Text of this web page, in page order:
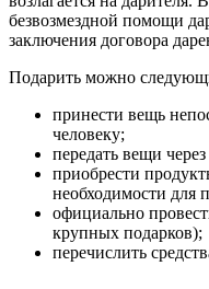
безвозмездной помощи
заключения договора
Подарить можно
принести вещь
человеку;
передать вещи
приобрести
необходимости для
официально
крупных подарков);
перечислить